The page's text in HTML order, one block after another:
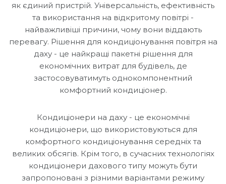
як єдиний пристрій. Універсальність, ефективність
та використання на відкритому повітрі -
найважливіші причини, чому вони віддають
перевагу. Рішення для кондиціонування повітря на
даху - це найкращі пакетні рішення для
економічних витрат для будівель, де
застосовуватимуть однокомпонентний
комфортний кондиціонер.
Кондиціонери на даху - це економічні
кондиціонери, що використовуються для
комфортного кондиціонування середніх та
великих обсягів. Крім того, в сучасних технологіях
кондиціонери дахового типу можуть бути
запропоновані з різними варіантами режиму